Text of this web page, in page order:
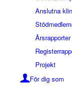
Anslutna
Årsrapporter
Projekt
För dig som